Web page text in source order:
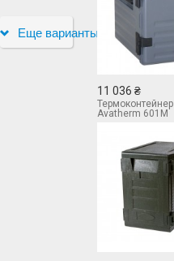
Еще варианты
11 036 ₴
Термоконтейнер
Avatherm 601М